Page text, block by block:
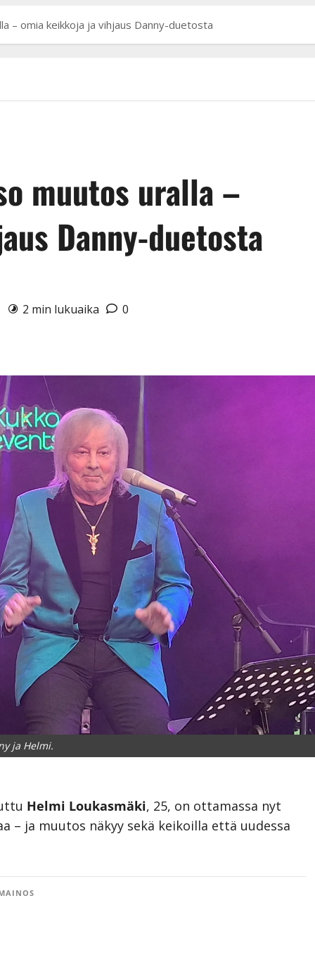
– omia keikkoja ja vihjaus Danny-duetosta
muutos uralla –
Danny-duetosta
2 min lukuaika 0
ja Helmi.
Helmi Loukasmäki, 25, on ottamassa nyt
– ja muutos näkyy sekä keikoilla että uudessa